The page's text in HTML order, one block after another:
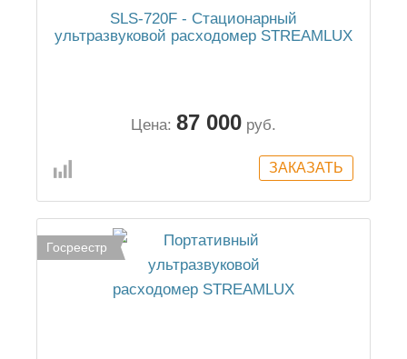
SLS-720F - Стационарный
ультразвуковой расходомер STREAMLUX
Цена: 87 000 руб.
Госреестр